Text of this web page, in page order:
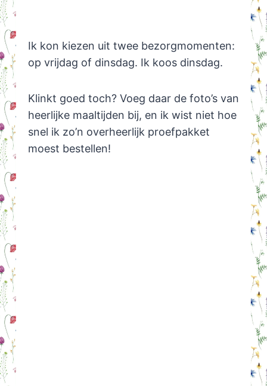
Ik kon kiezen uit twee bezorgmomenten:
op vrijdag of dinsdag. Ik koos dinsdag.
Klinkt goed toch? Voeg daar de foto’s van
heerlijke maaltijden bij, en ik wist niet hoe
snel ik zo’n overheerlijk proefpakket
moest bestellen!